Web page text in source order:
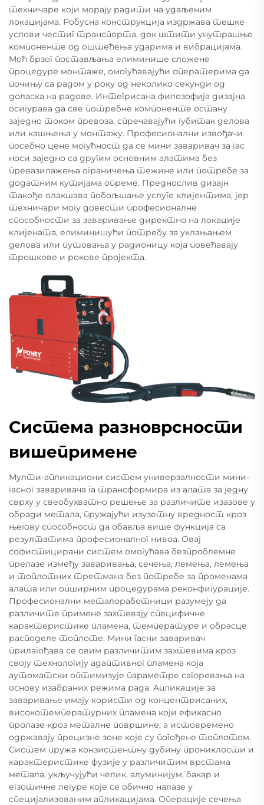
техничаре који морају радити на удаљеним
локацијама. Робусна конструкција издржава тешке
услови честиг транспорта, док штити унутрашње
компоненте од оштећења ударима и вибрацијама.
Моћ брзог постављања елиминише сложене
процедуре монтаже, омогућавајући оператерима да
почињу са радом у року од неколико секунди од
доласка на радове. Интегрисана филозофија дизајна
осигурава да све потребне компоненте остану
заједно током превоза, спречавајући губитак делова
или кашњења у монтажу. Професионални извођачи
посебно цене могућност да се мини заваривач за гас
носи заједно са другим основним алатима без
превазилажења ограничења тежине или потребе за
додатним кутијама опреме. Преднослив дизајн
такође олакшава побољшање услуге клијентима, јер
техничари могу довести професионалне
способности за заваривање директно на локације
клијената, елиминишући потребу за уклањањем
делова или путовања у радионицу која повећавају
трошкове и рокове пројекта.
Система разноврсности
вишепримене
Мулти-апликациони систем универзалности мини-
гасног заваривача га трансформира из алата за једну
сврху у свеобухватно решење за различите изазове у
обради метала, пружајући изузетну вредност кроз
његову способност да обавља више функција са
резултатима професионалног нивоа. Овај
софистицирани систем омогућава безпроблемне
прелазе између заваривања, сечења, лемења, лемења
и топлотних третмана без потребе за променама
алата или опширним процедурама реконфигурације.
Професионални металоработници разумеју да
различите примене захтевају специфичне
карактеристике пламена, температуре и обрасце
расподеле топлоте. Мини гасни заваривач
прилагођава се овим различитим захтевима кроз
своју технологију адаптивног пламена која
аутоматски оптимизује параметре сагоревања на
основу изабраних режима рада. Апликације за
заваривање имају користи од концентрисаних,
високотемпературних пламена који ефикасно
пролазе кроз металне површине, а истовремено
одржавају прецизне зоне које су погођене топлотом.
Систем пружа конзистентну дубину прониклости и
карактеристике фузије у различитим врстама
метала, укључујући челик, алуминијум, бакар и
егзотичне легуре које се обично налазе у
специјализованим апликацијама. Операције сечења